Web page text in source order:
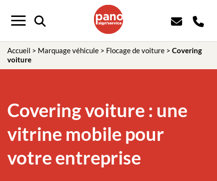
Menu
Accueil > Marquage véhicule > Flocage de voiture > Covering
voiture
Covering voiture : une
vitrine mobile pour
votre entreprise
Panneau de gestion des cookies